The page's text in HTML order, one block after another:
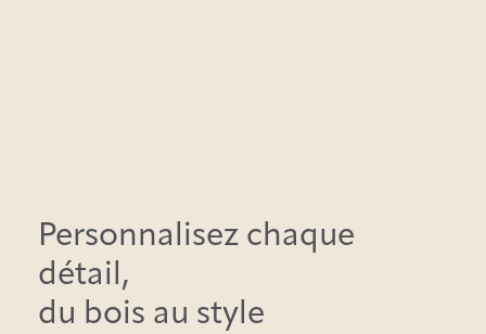
Personnalisez chaque
détail,
du bois au style